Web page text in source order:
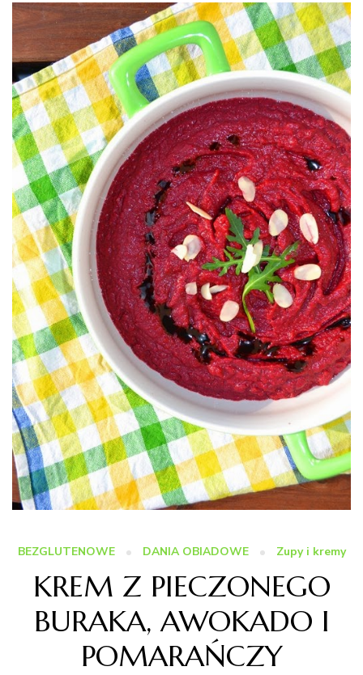
BEZGLUTENOWE DANIA OBIADOWE Zupy i kremy
KREM Z PIECZONEGO
BURAKA, AWOKADO I
POMARAŃCZY